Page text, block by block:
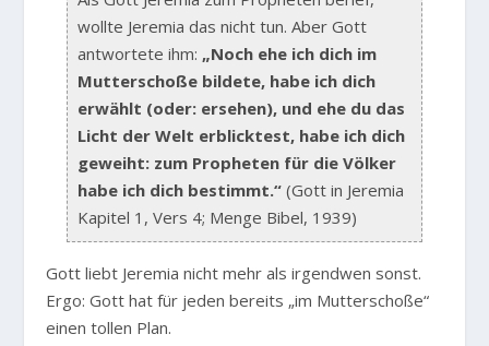
wollte Jeremia das nicht tun. Aber Gott
antwortete ihm: „Noch ehe ich dich im
Mutterschoße bildete, habe ich dich
erwählt (oder: ersehen), und ehe du das
Licht der Welt erblicktest, habe ich dich
geweiht: zum Propheten für die Völker
habe ich dich bestimmt.“ (Gott in Jeremia
Kapitel 1, Vers 4; Menge Bibel, 1939)
Gott liebt Jeremia nicht mehr als irgendwen sonst.
Ergo: Gott hat für jeden bereits „im Mutterschoße“
einen tollen Plan.